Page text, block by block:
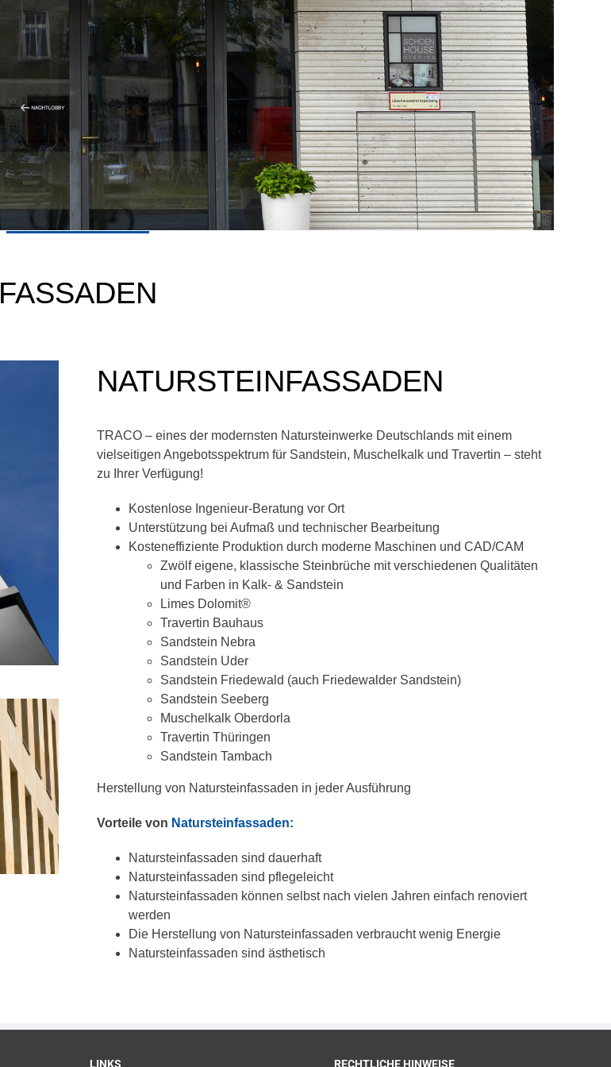
FASSADEN
NATURSTEINFASSADEN
TRACO – eines der modernsten Natursteinwerke Deutschlands mit einem
vielseitigen Angebotsspektrum für Sandstein, Muschelkalk und Travertin – steht
zu Ihrer Verfügung!
Kostenlose Ingenieur-Beratung vor Ort
Unterstützung bei Aufmaß und technischer Bearbeitung
Kosteneffiziente Produktion durch moderne Maschinen und CAD/CAM
Zwölf eigene, klassische Steinbrüche mit verschiedenen Qualitäten
und Farben in Kalk- & Sandstein
Limes Dolomit®
Travertin Bauhaus
Sandstein Nebra
Sandstein Uder
Sandstein Friedewald (auch Friedewalder Sandstein)
Sandstein Seeberg
Muschelkalk Oberdorla
Travertin Thüringen
Sandstein Tambach
Herstellung von Natursteinfassaden in jeder Ausführung
Vorteile von Natursteinfassaden:
Natursteinfassaden sind dauerhaft
Natursteinfassaden sind pflegeleicht
Natursteinfassaden können selbst nach vielen Jahren einfach renoviert
werden
Die Herstellung von Natursteinfassaden verbraucht wenig Energie
Natursteinfassaden sind ästhetisch
LINKS RECHTLICHE HINWEISE